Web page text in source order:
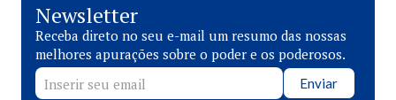
Newsletter
Receba direto no seu e-mail um resumo das nossas
melhores apurações sobre o poder e os poderosos.
Enviar